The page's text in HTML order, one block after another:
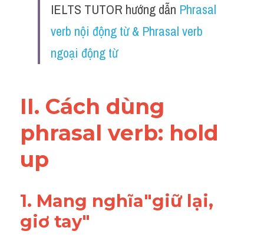
Reading
Vocabulary
IELTS TUTOR hướng dẫn Phrasal
verb nội động từ & Phrasal verb
ngoại động từ
II. Cách dùng
phrasal verb: hold
up
1. Mang nghĩa"giữ lại,
giơ tay"